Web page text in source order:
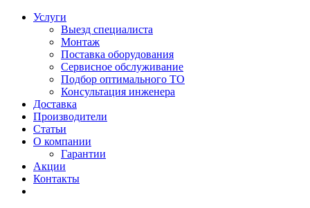
Услуги
Выезд специалиста
Монтаж
Поставка оборудования
Сервисное обслуживание
Подбор оптимального ТО
Консультация инженера
Доставка
Производители
Статьи
О компании
Гарантии
Акции
Контакты